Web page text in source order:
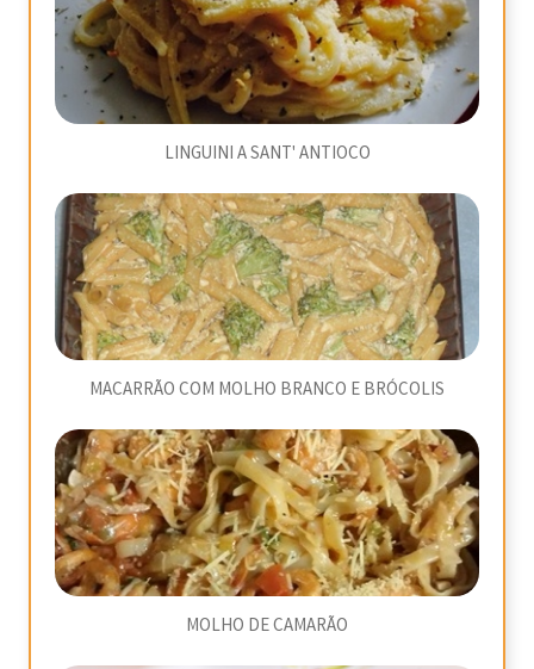
LINGUINI A SANT' ANTIOCO
MACARRÃO COM MOLHO BRANCO E BRÓCOLIS
MOLHO DE CAMARÃO